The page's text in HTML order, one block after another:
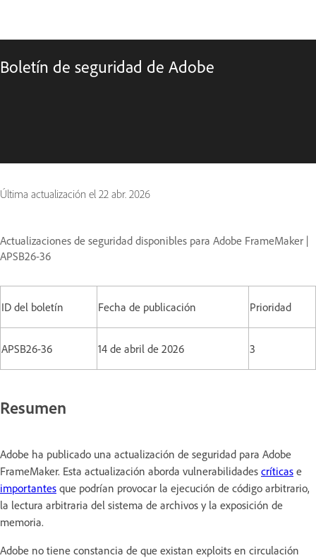
Boletín de seguridad de Adobe
Última actualización el 22 abr. 2026
Actualizaciones de seguridad disponibles para Adobe FrameMaker |
APSB26-36
ID del boletín Fecha de publicación Prioridad
APSB26-36 14 de abril de 2026 3
Resumen
Adobe ha publicado una actualización de seguridad para Adobe
FrameMaker. Esta actualización aborda vulnerabilidades críticas e
importantes que podrían provocar la ejecución de código arbitrario,
la lectura arbitraria del sistema de archivos y la exposición de
memoria.
Adobe no tiene constancia de que existan exploits en circulación